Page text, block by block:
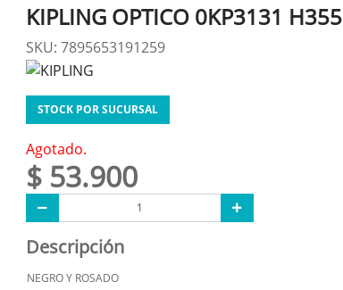
KIPLING OPTICO 0KP3131 H355
SKU: 7895653191259
STOCK POR SUCURSAL
Agotado.
$ 53.900
Descripción
NEGRO Y ROSADO